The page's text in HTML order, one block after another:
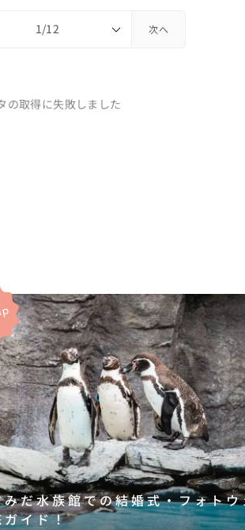
次へ
の取得に失敗しました
みだ水族館での結婚式・フォト
ガイド！